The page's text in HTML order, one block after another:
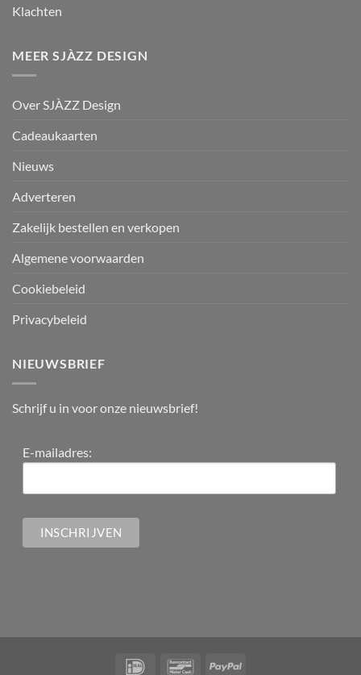
Klachten
MEER SJÀZZ DESIGN
Over SJÀZZ Design
Cadeaukaarten
Nieuws
Adverteren
Zakelijk bestellen en verkopen
Algemene voorwaarden
Cookiebeleid
Privacybeleid
NIEUWSBRIEF
Schrijf u in voor onze nieuwsbrief!
E-mailadres: